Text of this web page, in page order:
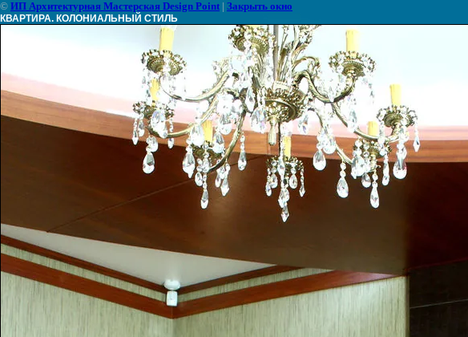
© ИП Архитектурная Мастерская Design Point | Закрыть окно
КВАРТИРА. КОЛОНИАЛЬНЫЙ СТИЛЬ